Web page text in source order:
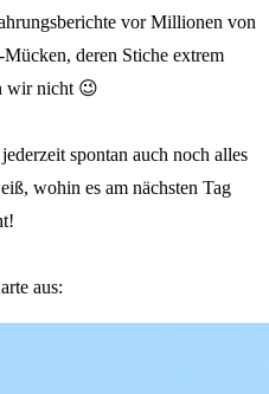
vor Millionen von
deren Stiche extrem
wir nicht 😉
spontan auch noch alles
wohin es am nächsten Tag
aus: